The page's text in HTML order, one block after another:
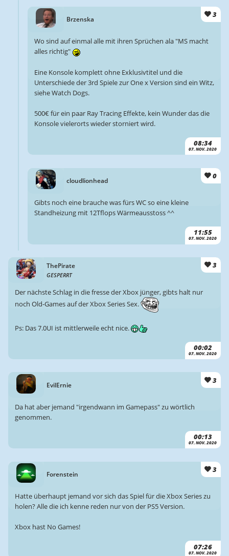
Brzenska
3
08:34
07. NOV. 2020
Wo sind auf einmal alle mit ihren Sprüchen ala "MS macht
alles richtig"
Eine Konsole komplett ohne Exklusivtitel und die
Unterschiede der 3rd Spiele zur One x Version sind ein Witz,
siehe Watch Dogs.
500€ für ein paar Ray Tracing Effekte, kein Wunder das die
Konsole vielerorts wieder storniert wird.
cloudlionhead
0
11:55
07. NOV. 2020
Gibts noch eine brauche was fürs WC so eine kleine
Standheizung mit 12Tflops Wärmeausstoss ^^
ThePirate
GESPERRT
3
00:02
07. NOV. 2020
Der nächste Schlag in die fresse der Xbox jünger, gibts halt nur
noch Old-Games auf der Xbox Series Sex.
Ps: Das 7.0UI ist mittlerweile echt nice.
EvilErnie
3
00:13
07. NOV. 2020
Da hat aber jemand "irgendwann im Gamepass" zu wörtlich
genommen.
Forenstein
3
07:26
07. NOV. 2020
Hatte überhaupt jemand vor sich das Spiel für die Xbox Series zu
holen? Alle die ich kenne reden nur von der PS5 Version.
Xbox hast No Games!